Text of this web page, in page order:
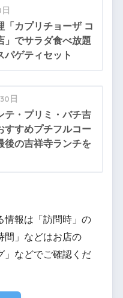
「カプリチョーザ コ
」でサラダ食べ放題
パゲティセット
日
テ・プリミ・バチ吉
すすめプチフルコー
後の吉祥寺ランチを
情報は「訪問時」の
間」などはお店の
」などでご確認くだ